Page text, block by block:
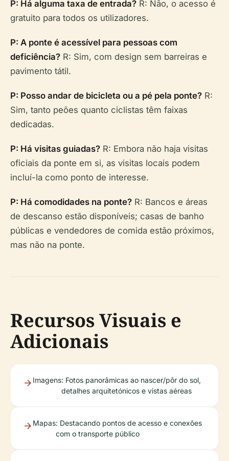
P: Há alguma taxa de entrada? R: Não, o acesso é
gratuito para todos os utilizadores.
P: A ponte é acessível para pessoas com
deficiência? R: Sim, com design sem barreiras e
pavimento tátil.
P: Posso andar de bicicleta ou a pé pela ponte? R:
Sim, tanto peões quanto ciclistas têm faixas
dedicadas.
P: Há visitas guiadas? R: Embora não haja visitas
oficiais da ponte em si, as visitas locais podem
incluí-la como ponto de interesse.
P: Há comodidades na ponte? R: Bancos e áreas
de descanso estão disponíveis; casas de banho
públicas e vendedores de comida estão próximos,
mas não na ponte.
Recursos Visuais e
Adicionais
Imagens: Fotos panorâmicas ao nascer/pôr do sol,
detalhes arquitetónicos e vistas aéreas
Mapas: Destacando pontos de acesso e conexões
com o transporte público